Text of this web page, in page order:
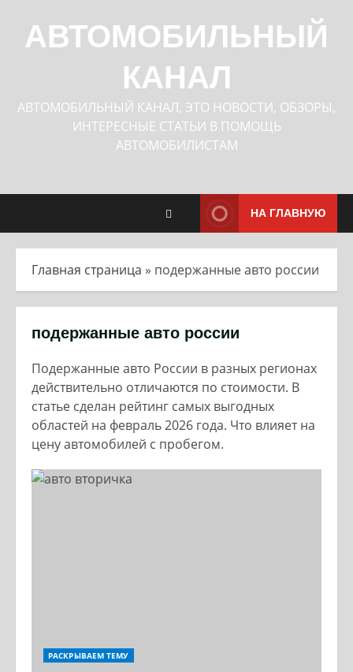
содержимому
АВТОМОБИЛЬНЫЙ
КАНАЛ
АВТОМОБИЛЬНЫЙ КАНАЛ, ЭТО НОВОСТИ, ОБЗОРЫ,
ИНТЕРЕСНЫЕ СТАТЬИ В ПОМОЩЬ
АВТОМОБИЛИСТАМ
НА ГЛАВНУЮ
Главная страница » подержанные авто россии
подержанные авто россии
Подержанные авто России в разных регионах
действительно отличаются по стоимости. В
статье сделан рейтинг самых выгодных
областей на февраль 2026 года. Что влияет на
цену автомобилей с пробегом.
РАСКРЫВАЕМ ТЕМУ